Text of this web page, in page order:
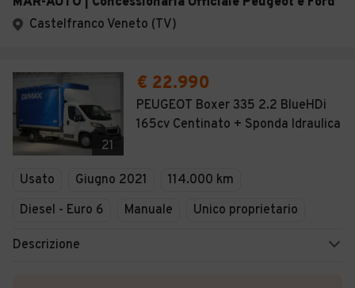
Castelfranco Veneto (TV)
21
€ 22.990
PEUGEOT Boxer 335 2.2 BlueHDi
165cv Centinato + Sponda Idraulica
Usato Giugno 2021
114.000 km
Diesel - Euro 6
Manuale Unico proprietario
Descrizione